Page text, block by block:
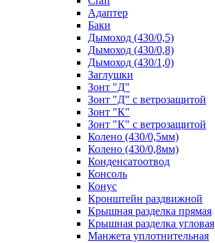
Адаптер
Баки
Дымоход (430/0,5)
Дымоход (430/0,8)
Дымоход (430/1,0)
Заглушки
Зонт "Д"
Зонт "Д" с ветрозащитой
Зонт "К"
Зонт "К" с ветрозащитой
Колено (430/0,5мм)
Колено (430/0,8мм)
Конденсатоотвод
Консоль
Конус
Кронштейн раздвижной
Крышная разделка прямая
Крышная разделка угловая
Манжета уплотнительная